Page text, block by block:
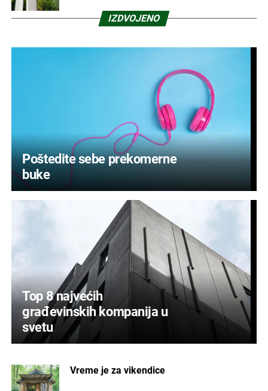
IZDVOJENO
Poštedite sebe prekomerne
buke
Top 8 najvećih
građevinskih kompanija u
svetu
Vreme je za vikendice